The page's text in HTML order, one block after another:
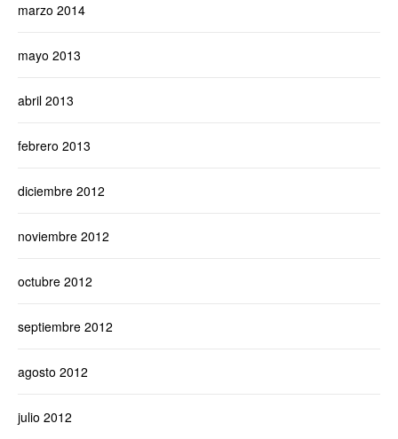
marzo 2014
mayo 2013
abril 2013
febrero 2013
diciembre 2012
noviembre 2012
octubre 2012
septiembre 2012
agosto 2012
julio 2012